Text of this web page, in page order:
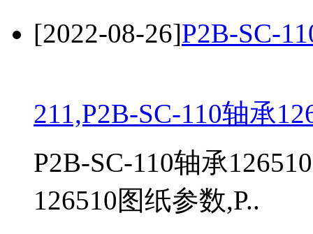
[2022-08-26]P2B-SC-
211,P2B-SC-110轴承
P2B-SC-110轴承
126510图纸参数,P..